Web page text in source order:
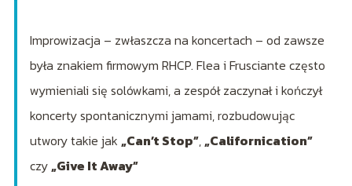
Improwizacja – zwłaszcza na koncertach – od zawsze
była znakiem firmowym RHCP. Flea i Frusciante często
wymieniali się solówkami, a zespół zaczynał i kończył
koncerty spontanicznymi jamami, rozbudowując
utwory takie jak „Can’t Stop”,„Californication”
czy„Give It Away”